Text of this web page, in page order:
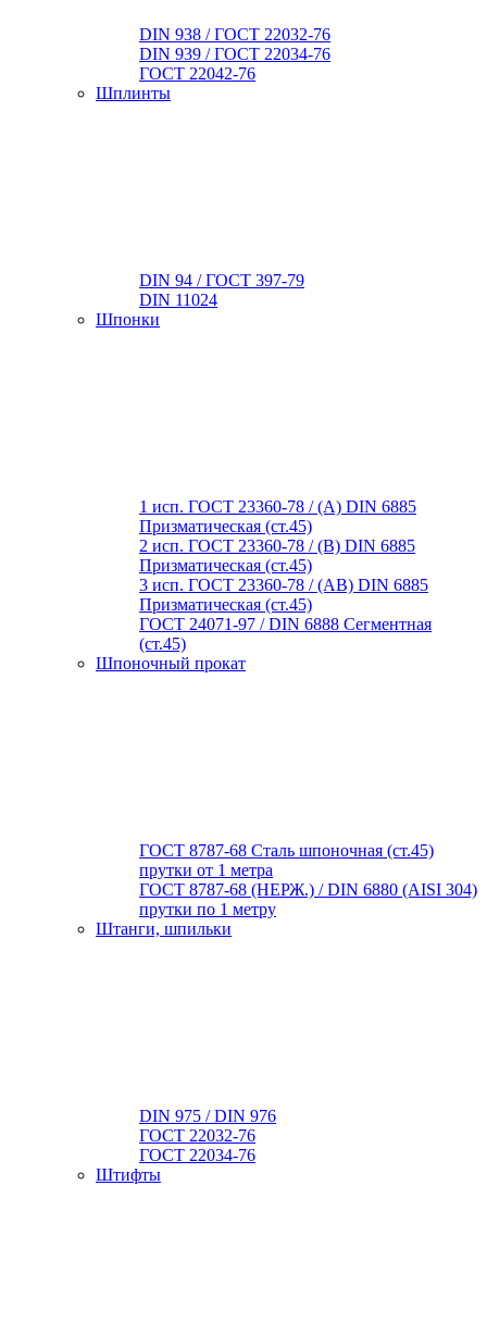
DIN 938 / ГОСТ 22032-76
DIN 939 / ГОСТ 22034-76
ГОСТ 22042-76
Шплинты
DIN 94 / ГОСТ 397-79
DIN 11024
Шпонки
1 исп. ГОСТ 23360-78 / (A) DIN 6885
Призматическая (ст.45)
2 исп. ГОСТ 23360-78 / (B) DIN 6885
Призматическая (ст.45)
3 исп. ГОСТ 23360-78 / (AB) DIN 6885
Призматическая (ст.45)
ГОСТ 24071-97 / DIN 6888 Сегментная
(ст.45)
Шпоночный прокат
ГОСТ 8787-68 Сталь шпоночная (ст.45)
прутки от 1 метра
ГОСТ 8787-68 (НЕРЖ.) / DIN 6880 (АISI 304)
прутки по 1 метру
Штанги, шпильки
DIN 975 / DIN 976
ГОСТ 22032-76
ГОСТ 22034-76
Штифты